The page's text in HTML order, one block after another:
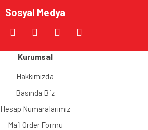
Sosyal Medya
Kurumsal
Hakkımızda
Basında Biz
Hesap Numaralarımız
Mail Order Formu